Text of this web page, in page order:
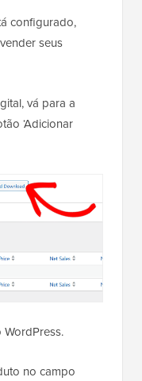
configurado,
seus
vá para a
‘Adicionar
no campo